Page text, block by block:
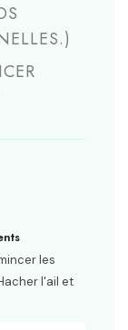
les
l'ail et